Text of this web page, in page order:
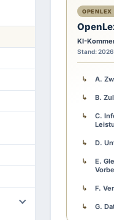
r
E
i
n
g
n
OPENLEX
KI-
Stand: 2026
A.
B.
C.
D.
E.
F.
G.